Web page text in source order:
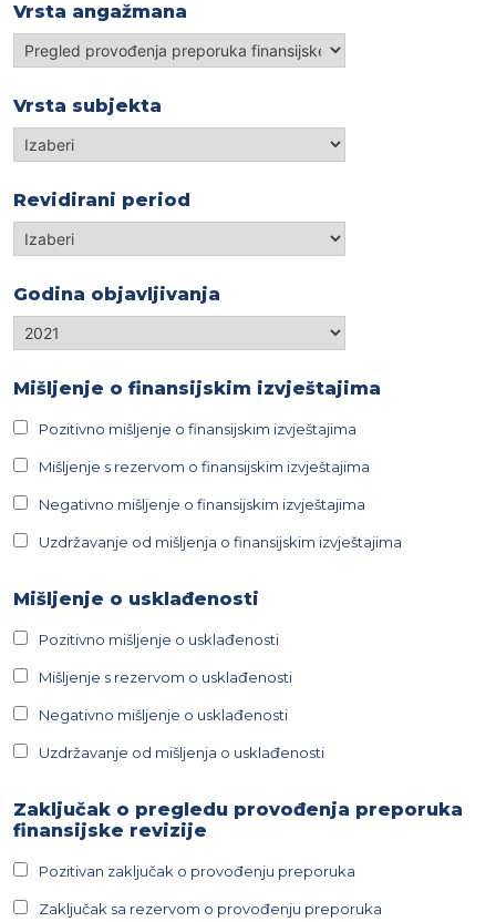
Vrsta angažmana
Vrsta
angažmana
Vrsta subjekta
Izaberi
Revidirani period
Revidirani
period
Godina objavljivanja
Godina
objavljivanja
Mišljenje o finansijskim izvještajima
Pozitivno mišljenje o finansijskim izvještajima
Mišljenje s rezervom o finansijskim izvještajima
Negativno mišljenje o finansijskim izvještajima
Uzdržavanje od mišljenja o finansijskim izvještajima
Mišljenje o usklađenosti
Pozitivno mišljenje o usklađenosti
Mišljenje s rezervom o usklađenosti
Negativno mišljenje o usklađenosti
Uzdržavanje od mišljenja o usklađenosti
Zaključak o pregledu provođenja preporuka
finansijske revizije
Pozitivan zaključak o provođenju preporuka
Zaključak sa rezervom o provođenju preporuka